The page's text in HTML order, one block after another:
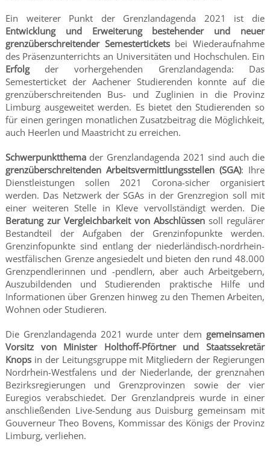
Ein weiterer Punkt der Grenzlandagenda 2021 ist die
Entwicklung und Erweiterung bestehender und neuer
grenzüberschreitender Semesterticketsbei Wiederaufnahme
des Präsenzunterrichts an Universitäten und Hochschulen. Ein
Erfolg der vorhergehenden Grenzlandagenda: Das
Semesterticket der Aachener Studierenden konnte auf die
grenzüberschreitenden Bus- und Zuglinien in die Provinz
Limburg ausgeweitet werden. Es bietet den Studierenden so
für einen geringen monatlichen Zusatzbeitrag die Möglichkeit,
auch Heerlen und Maastricht zu erreichen.
Schwerpunktthema der Grenzlandagenda 2021 sind auch die
grenzüberschreitenden Arbeitsvermittlungsstellen (SGA): Ihre
Dienstleistungen sollen 2021 Corona-sicher organisiert
werden. Das Netzwerk der SGAs in der Grenzregion soll mit
einer weiteren Stelle in Kleve vervollständigt werden. Die
Beratung zur Vergleichbarkeit von Abschlüssen soll regulärer
Bestandteil der Aufgaben der Grenzinfopunkte werden.
Grenzinfopunkte sind entlang der niederländisch-nordrhein-
westfälischen Grenze angesiedelt und bieten den rund 48.000
Grenzpendlerinnen und -pendlern, aber auch Arbeitgebern,
Auszubildenden und Studierenden praktische Hilfe und
Informationen über Grenzen hinweg zu den Themen Arbeiten,
Wohnen oder Studieren.
Die Grenzlandagenda 2021 wurde unter dem gemeinsamen
Vorsitz von Minister Holthoff-Pförtner und Staatssekretär
Knopsin der Leitungsgruppe mit Mitgliedern der Regierungen
Nordrhein-Westfalens und der Niederlande, der grenznahen
Bezirksregierungen und Grenzprovinzen sowie der vier
Euregios verabschiedet. Der Grenzlandpreis wurde in einer
anschließenden Live-Sendung aus Duisburg gemeinsam mit
Gouverneur Theo Bovens, Kommissar des Königs der Provinz
Limburg, verliehen.